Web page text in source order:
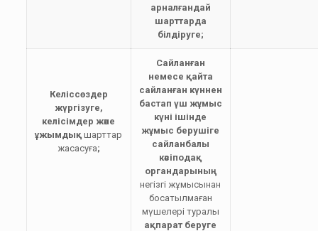
арналғандай
шарттарда
білдіруге;
Келіссөздер
жүргізуге,
келісімдер және
ұжымдықшарттар
жасасуға;
Сайланған
немесе қайта
сайланған күннен
бастап үш жұмыс
күні ішінде
жұмыс берушіге
сайланбалы
кәсіподақ
органдарының
негізгі жұмысынан
босатылмаған
мүшелері туралы
ақпарат беруге